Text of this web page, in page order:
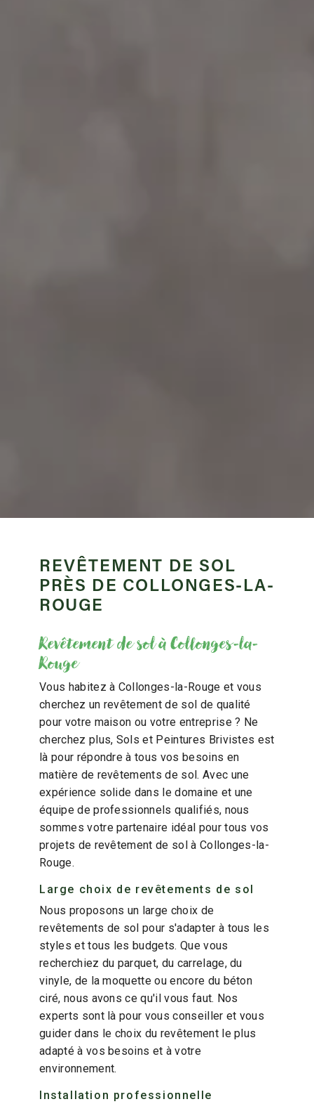
REVÊTEMENT DE SOL
PRÈS DE COLLONGES-LA-
ROUGE
Revêtement de sol à Collonges-la-
Rouge
Vous habitez à Collonges-la-Rouge et vous
cherchez un revêtement de sol de qualité
pour votre maison ou votre entreprise ? Ne
cherchez plus, Sols et Peintures Brivistes est
là pour répondre à tous vos besoins en
matière de revêtements de sol. Avec une
expérience solide dans le domaine et une
équipe de professionnels qualifiés, nous
sommes votre partenaire idéal pour tous vos
projets de revêtement de sol à Collonges-la-
Rouge.
Large choix de revêtements de sol
Nous proposons un large choix de
revêtements de sol pour s'adapter à tous les
styles et tous les budgets. Que vous
recherchiez du parquet, du carrelage, du
vinyle, de la moquette ou encore du béton
ciré, nous avons ce qu'il vous faut. Nos
experts sont là pour vous conseiller et vous
guider dans le choix du revêtement le plus
adapté à vos besoins et à votre
environnement.
Installation professionnelle